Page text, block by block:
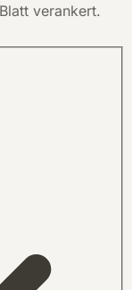
verankert.